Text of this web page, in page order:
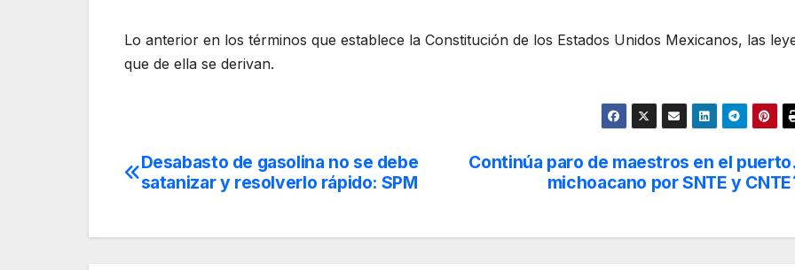
Lo anterior en los términos que establece la Constitución de los Estados Unidos Mexicanos, las
que de ella se derivan.
Navegación
entradas
Continúa paro de maestros en el puerto
michoacano por SNTE y CNTE
Desabasto de gasolina no se debe
satanizar y resolverlo rápido: SPM